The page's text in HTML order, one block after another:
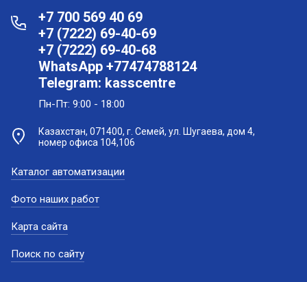
+7 700 569 40 69
+7 (7222) 69-40-69
+7 (7222) 69-40-68
WhatsApp +77474788124
Telegram: kasscentre
Пн-Пт: 9:00 - 18:00
Казахстан, 071400, г. Семей, ул. Шугаева, дом 4,
номер офиса 104,106
Каталог автоматизации
Фото наших работ
Карта сайта
Поиск по сайту